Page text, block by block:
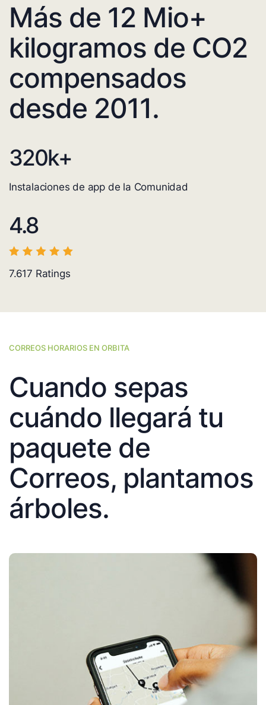
Más de 12 Mio+
kilogramos de CO2
compensados
desde 2011.
320k+
Instalaciones de app de la Comunidad
4.8
7.617 Ratings
CORREOS HORARIOS EN ORBITA
Cuando sepas
cuándo llegará tu
paquete de
Correos, plantamos
árboles.